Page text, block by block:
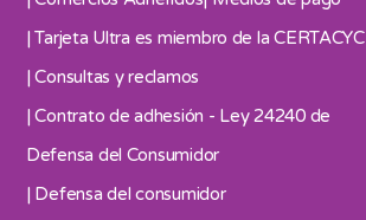
| Tarjeta Ultra es miembro de la CERTACYC
| Consultas y reclamos
| Contrato de adhesión - Ley 24240 de
Defensa del Consumidor
| Defensa del consumidor